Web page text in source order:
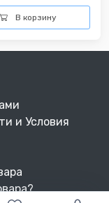
В корзину
и Условия